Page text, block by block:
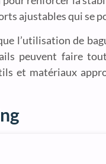
ajustables qui se
l’utilisation de
peuvent faire
et matériaux